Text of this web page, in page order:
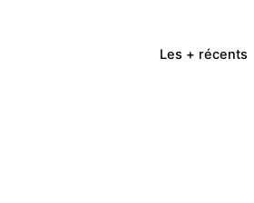
Les + récents